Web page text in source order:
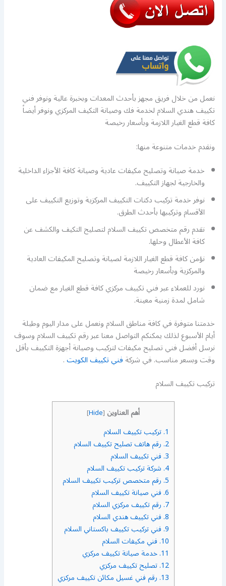
نعمل من خلال فريق مجهز بأحدث المعدات وبخبرة عالية ونوفر فني
تكييف هندي السلام لخدمة فك وصيانة التكيف المركزي ونوفر أيضاً
كافة قطع الغيار اللازمة وبأسعار رخيصة
ونقدم خدمات متنوعة منها:
خدمة صيانة وتصليح مكيفات عادية وصيانة كافة الأجزاء الداخلية
والخارجية لجهاز التكييف.
نوفر خدمة تركيب دكتات التكييف المركزية وتوزيع التكييف على
الأقسام وتركيبها بأحدث الطرق.
نقدم رقم متخصص تكييف السلام لتصليح التكيف والكشف عن
كافة الأعطال وحلها.
نؤمن كافة قطع الغيار اللازمة لصيانة وتصليح المكيفات العادية
والمركزية وبأسعار رخيصة
نورد للعملاء عبر فني تكييف مركزي كافة قطع الغيار مع ضمان
شامل لمدة زمنية معينة.
خدمتنا متوفرة في كافة مناطق السلام ونعمل على مدار اليوم وطيلة
أيام الأسبوع لذلك يمكنكم التواصل معنا عبر رقم تكييف السلام وسوف
نرسل أفضل فني تصليح مكيفات لتركيب وصيانة أجهزة التكييف بأقل
وقت وبسعر مناسب. في شركةفني تكييف الكويت.
تركيب تكييف السلام
أهم العناوين [
Hide
]
1. تركيب تكييف السلام
2. رقم هاتف تصليح تكييف السلام
3. فني تكييف السلام
4. شركة تركيب تكييف السلام
5. رقم متخصص تركيب تكييف السلام
6. فني صيانة تكييف السلام
7. رقم تكييف مركزي السلام
8. فني تكييف هندي السلام
9. فني تركيب تكييف باكستاني السلام
10. فني مكيفات السلام
11. خدمة صيانة تكييف مركزي
12. تصليح تكييف مركزي
13. رقم فني غسيل مكائن تكييف مركزي